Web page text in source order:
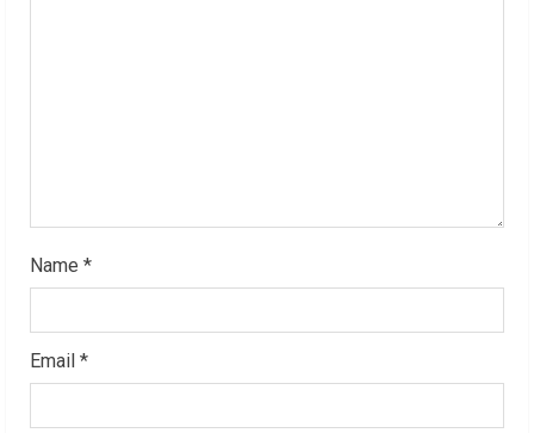
Name *
Email *